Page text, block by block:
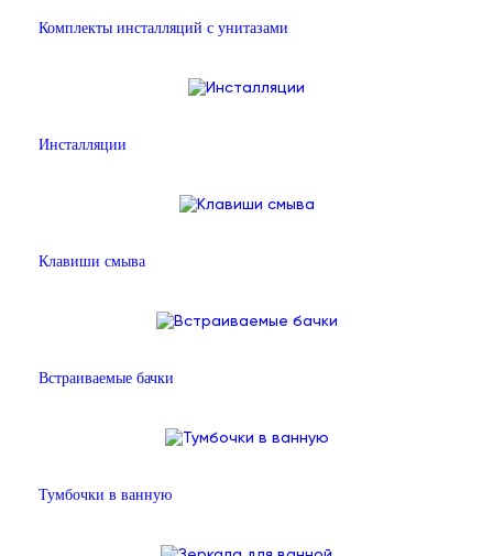
Комплекты инсталляций с унитазами
Инсталляции
Клавиши смыва
Встраиваемые бачки
Тумбочки в ванную